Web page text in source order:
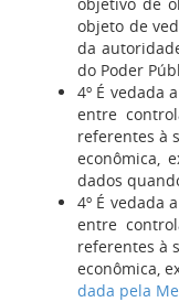
objeto de
da
do Poder
4º É vedada
entre
referentes à
econômica,
dados
4º É vedada
entre
referentes à
econômica,
dada pela